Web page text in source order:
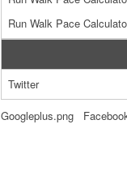
Run Walk Pace
Twitter
Googleplus.png